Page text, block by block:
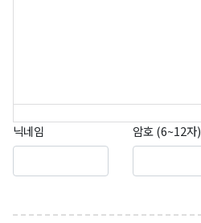
닉네임 암호 (6~12자)